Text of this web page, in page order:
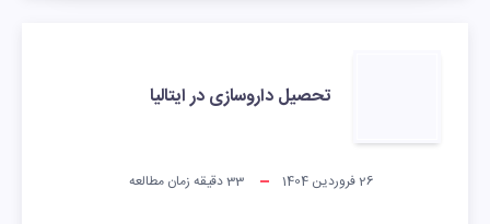
تحصیل داروسازی در ایتالیا
26 فروردین 1404 33دقیقه زمان مطالعه